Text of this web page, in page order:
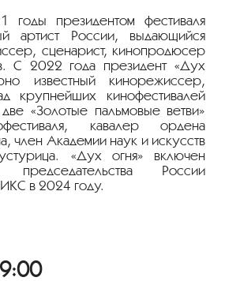
президентом фестиваля
артист России, выдающийся
сценарист, кинопродюсер
С 2022 года президент «Дух
известный кинорежиссер,
крупнейших кинофестивалей
«Золотые пальмовые ветви»
кавалер ордена
член Академии наук и искусств
«Дух огня» включен
России
в 2024 году.